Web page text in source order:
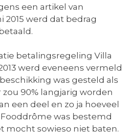
een artikel van
2015 werd dat bedrag
betalingsregeling Villa
werd eveneens vermeld
was gesteld als
zou 90% langjarig worden
een deel en zo ja hoeveel
was bestemd
mocht sowieso niet baten.